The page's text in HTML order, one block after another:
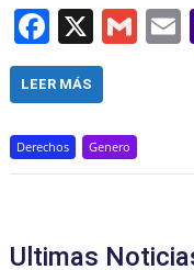
F
a
c
e
b
X G
LEER MÁS
Derechos Genero
Ultimas